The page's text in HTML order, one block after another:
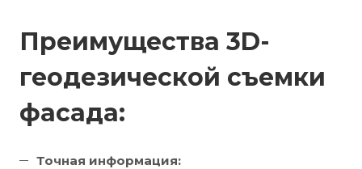
Преимущества 3D-
геодезической съемки
фасада:
Точная информация: